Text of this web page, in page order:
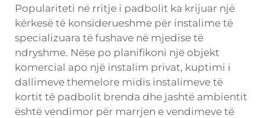
Populariteti në rritje i padbolit ka krijuar një
kërkesë të konsiderueshme për instalime të
specializuara të fushave në mjedise të
ndryshme. Nëse po planifikoni një objekt
komercial apo një instalim privat, kuptimi i
dallimeve themelore midis instalimeve të
kortit të padbolit brenda dhe jashtë ambientit
është vendimor për marrjen e vendimeve të